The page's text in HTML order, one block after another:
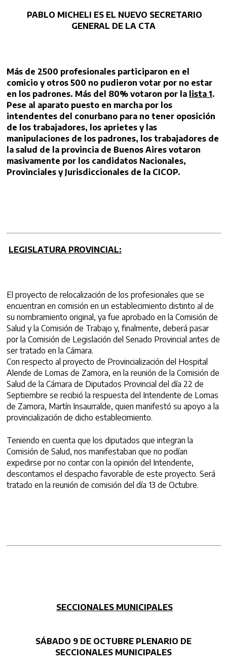
PABLO MICHELI ES EL NUEVO SECRETARIO
GENERAL DE LA CTA
Más de 2500 profesionales participaron en el
comicio y otros 500 no pudieron votar por no estar
en los padrones. Más del 80% votaron por la lista 1.
Pese al aparato puesto en marcha por los
intendentes del conurbano para no tener oposición
de los trabajadores, los aprietes y las
manipulaciones de los padrones, los trabajadores de
la salud de la provincia de Buenos Aires votaron
masivamente por los candidatos Nacionales,
Provinciales y Jurisdiccionales de la CICOP.
LEGISLATURA PROVINCIAL:
El proyecto de relocalización de los profesionales que se
encuentran en comisión en un establecimiento distinto al de
su nombramiento original, ya fue aprobado en la Comisión de
Salud y la Comisión de Trabajo y, finalmente, deberá pasar
por la Comisión de Legislación del Senado Provincial antes de
ser tratado en la Cámara.
Con respecto al proyecto de Provincialización del Hospital
Alende de Lomas de Zamora, en la reunión de la Comisión de
Salud de la Cámara de Diputados Provincial del día 22 de
Septiembre se recibió la respuesta del Intendente de Lomas
de Zamora, Martín Insaurralde, quien manifestó su apoyo a la
provincialización de dicho establecimiento.
Teniendo en cuenta que los diputados que integran la
Comisión de Salud, nos manifestaban que no podían
expedirse por no contar con la opinión del Intendente,
descontamos el despacho favorable de este proyecto. Será
tratado en la reunión de comisión del día 13 de Octubre.
SECCIONALES MUNICIPALES
SÁBADO 9 DE OCTUBRE PLENARIO DE
SECCIONALES MUNICIPALES